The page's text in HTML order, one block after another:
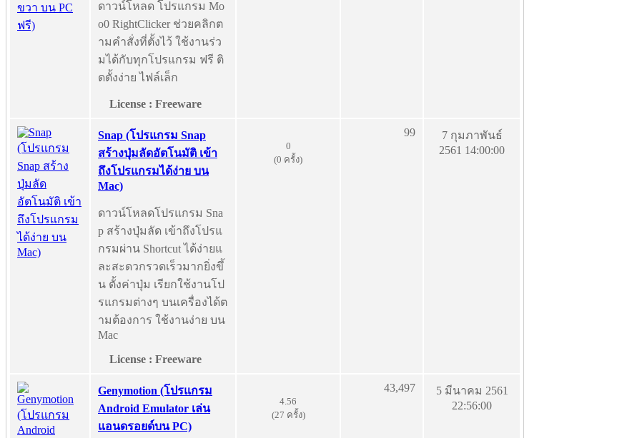
ดาวน์โหลด โปรแกรม Mo
o0 RightClicker ช่วยคลิกต
ามคำสั่งที่ตั้งไว้ ใช้งานร่ว
มได้กับทุกโปรแกรม ฟรี ติ
ดตั้งง่าย ไฟล์เล็ก
License : Freeware
Snap (โปรแกรม Snap
สร้างปุ่มลัดอัตโนมัติ เข้า
ถึงโปรแกรมได้ง่าย บน
Mac)
ดาวน์โหลดโปรแกรม Sna
p สร้างปุ่มลัด เข้าถึงโปรแ
กรมผ่าน Shortcut ได้ง่ายแ
ละสะดวกรวดเร็วมากยิ่งขึ้
น ตั้งค่าปุ่ม เรียกใช้งานโป
รแกรมต่างๆ บนเครื่องได้ต
ามต้องการ ใช้งานง่าย บน
Mac
License : Freeware
0
(0 ครั้ง)
99
7 กุมภาพันธ์
2561 14:00:00
Genymotion (โปรแกรม
Android Emulator เล่น
แอนดรอยด์บน PC)
4.56
(27 ครั้ง)
43,497
5 มีนาคม 2561
22:56:00